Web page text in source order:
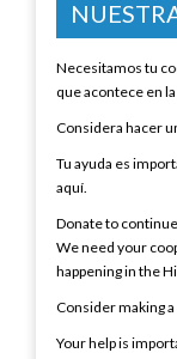
Necesitamos tu
que acontece en
Considera hacer
Tu ayuda es
aquí.
Donate to
We need your
happening in the
Consider making
Your help is